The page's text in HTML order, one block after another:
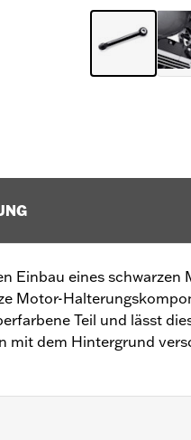
Einbau eines schwarzen
Motor-
Teil und lässt
mit dem Hintergrund